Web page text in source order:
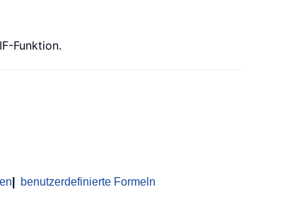
-Funktion.
benutzerdefinierte Formeln